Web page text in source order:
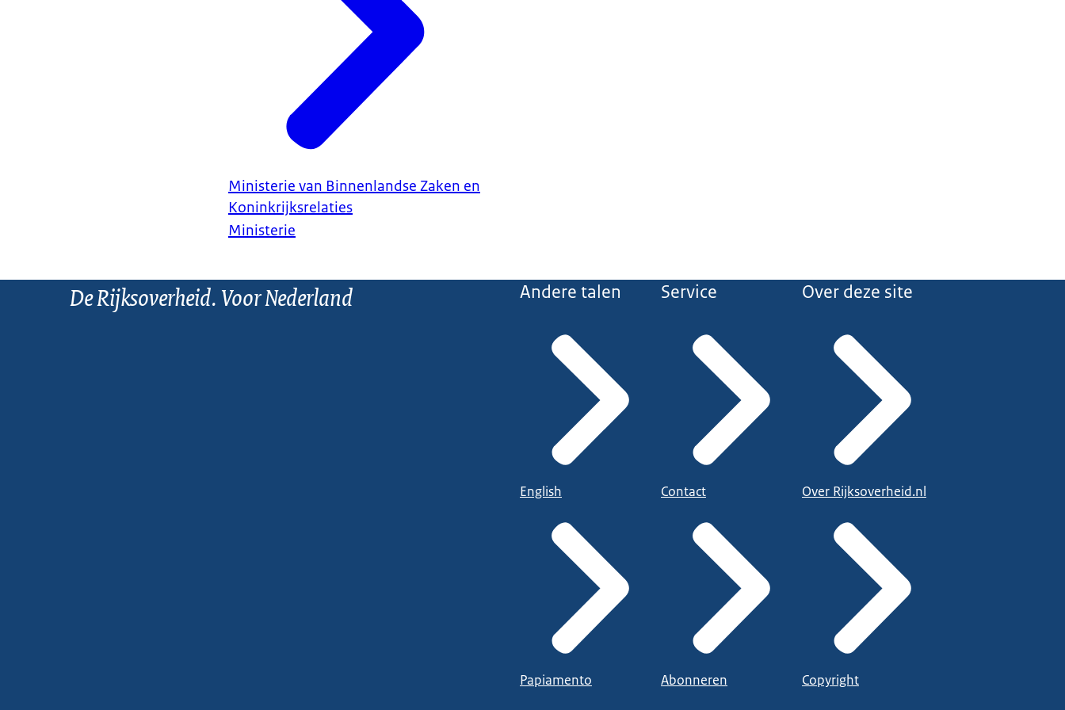
Ministerie van Binnenlandse Zaken en
Koninkrijksrelaties
Ministerie
De Rijksoverheid. Voor Nederland Andere talen
English
Papiamento
Service
Contact
Abonneren
Over deze site
Over Rijksoverheid.nl
Copyright